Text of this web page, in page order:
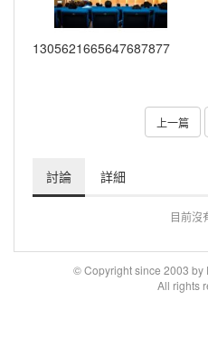
1305621665647687877
上一篇
討論 詳細
目前沒
© Copyright since 2003 by
All rights